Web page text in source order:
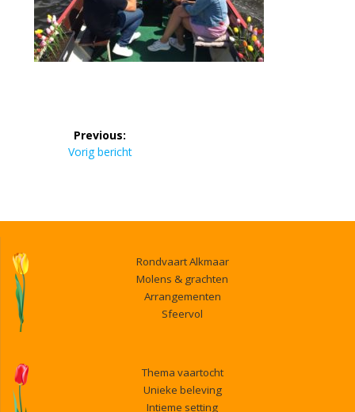
Bericht
navigatie
Previous:
Previous
Vorig bericht
Rondvaart Alkmaar
Molens & grachten
Arrangementen
Sfeervol
Thema vaartocht
Unieke beleving
Intieme setting